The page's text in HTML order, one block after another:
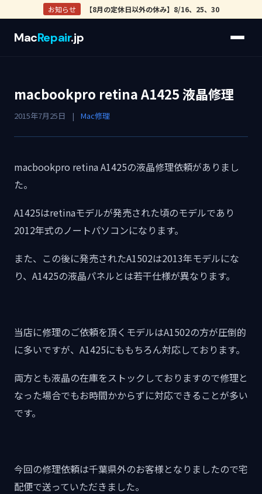
お知らせ 【8月の定休日以外の休み】8/16、25、30
MacRepair.jp
macbookpro retina A1425 液晶修理
2015年7月25日 | Mac修理
macbookpro retina A1425の液晶修理依頼がありまし
た。
A1425はretinaモデルが発売された頃のモデルであり
2012年式のノートパソコンになります。
また、この後に発売されたA1502は2013年モデルにな
り、A1425の液晶パネルとは若干仕様が異なります。
当店に修理のご依頼を頂くモデルはA1502の方が圧倒的
に多いですが、A1425にももちろん対応しております。
両方とも液晶の在庫をストックしておりますので修理と
なった場合でもお時間かからずに対応できることが多い
です。
今回の修理依頼は千葉県外のお客様となりましたので宅
配便で送っていただきました。